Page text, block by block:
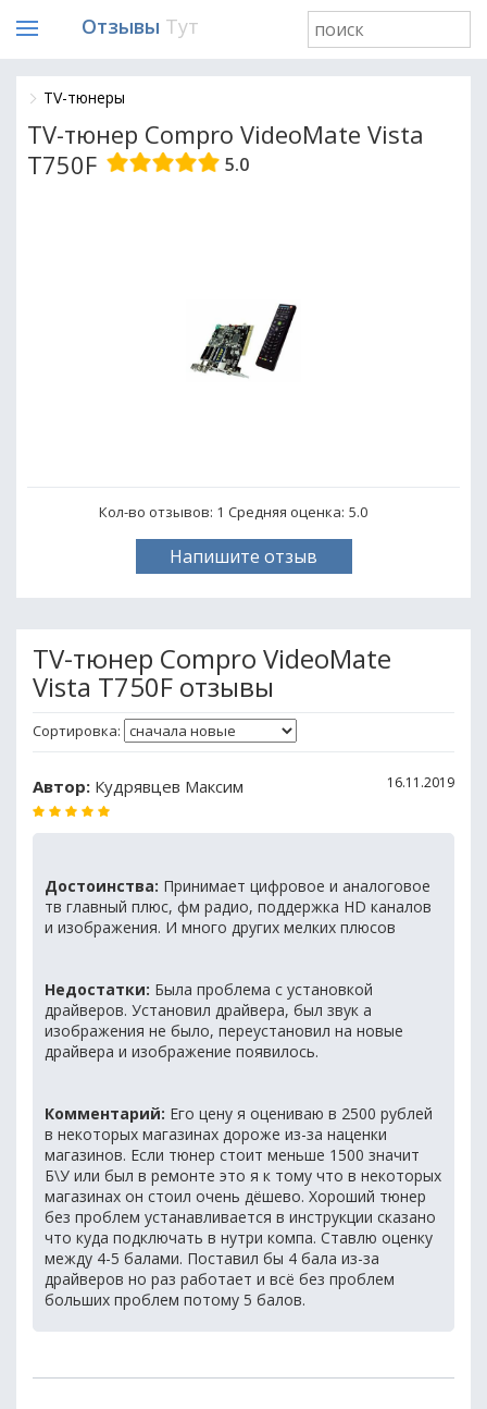
Отзывы Тут
TV-тюнеры
TV-тюнер Compro VideoMate Vista
T750F
5.0
Кол-во отзывов: 1 Средняя оценка: 5.0
Напишите отзыв
TV-тюнер Compro VideoMate
Vista T750F отзывы
Сортировка:
Автор: Кудрявцев Максим 16.11.2019
Достоинства: Принимает цифровое и аналоговое
тв главный плюс, фм радио, поддержка HD каналов
и изображения. И много других мелких плюсов
Недостатки: Была проблема с установкой
драйверов. Установил драйвера, был звук а
изображения не было, переустановил на новые
драйвера и изображение появилось.
Комментарий: Его цену я оцениваю в 2500 рублей
в некоторых магазинах дороже из-за наценки
магазинов. Если тюнер стоит меньше 1500 значит
Б\У или был в ремонте это я к тому что в некоторых
магазинах он стоил очень дёшево. Хороший тюнер
без проблем устанавливается в инструкции сказано
что куда подключать в нутри компа. Ставлю оценку
между 4-5 балами. Поставил бы 4 бала из-за
драйверов но раз работает и всё без проблем
больших проблем потому 5 балов.